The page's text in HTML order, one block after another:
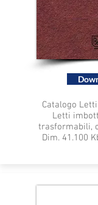
Catalogo
Letti
trasformabili,
Dim. 41.100